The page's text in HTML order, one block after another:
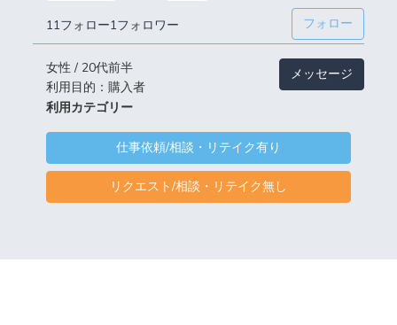
11フォロー1フォロワー フォロー
女性 / 20代前半
利用目的：購入者
メッセージ
利用カテゴリー
仕事依頼/相談・リテイク有り
リクエスト/相談・リテイク無し